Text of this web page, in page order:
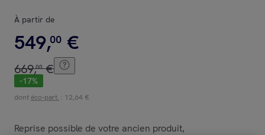
À partir de
549,00 €
669,00 €
-17%
dont éco-part. : 12,64 €
Reprise possible de votre ancien produit,